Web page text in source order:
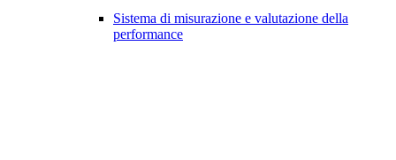
Sistema di misurazione e valutazione della
performance